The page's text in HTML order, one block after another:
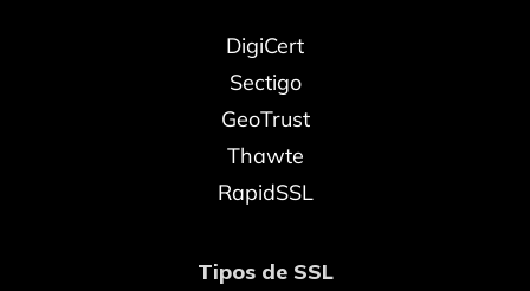
DigiCert
Sectigo
GeoTrust
Thawte
RapidSSL
Tipos de SSL